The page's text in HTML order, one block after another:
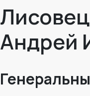
Лисовец
Андрей